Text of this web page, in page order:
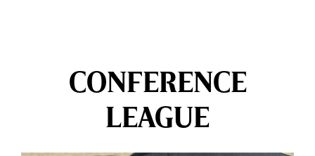
CONFERENCE
LEAGUE